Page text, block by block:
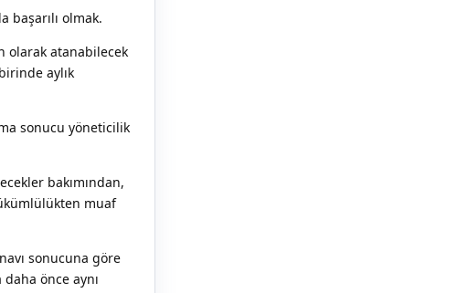
başarılı olmak.
olarak atanabilecek
aylık
sonucu yöneticilik
bakımından,
muaf
sonucuna göre
önce aynı